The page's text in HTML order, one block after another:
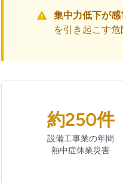
集中力低下が
を引き起こす
約250件
設備工事業の年間
熱中症休業災害